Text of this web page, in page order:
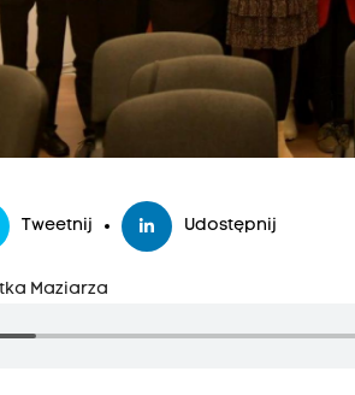
Tweetnij Udostępnij
Maziarza